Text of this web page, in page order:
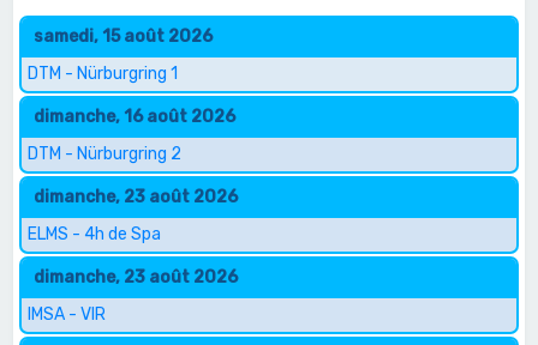
samedi, 15 août 2026
DTM - Nürburgring 1
dimanche, 16 août 2026
DTM - Nürburgring 2
dimanche, 23 août 2026
ELMS - 4h de Spa
dimanche, 23 août 2026
IMSA - VIR